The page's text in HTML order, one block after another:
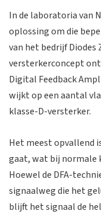
In de laboratoria van
oplossing om die
van het bedrijf Diodes
versterkerconcept
Digital Feedback
wijkt op een aantal
klasse-D-versterker.
Het meest opvallend
gaat, wat bij normale
Hoewel de DFA-
signaalweg die het
blijft het signaal de